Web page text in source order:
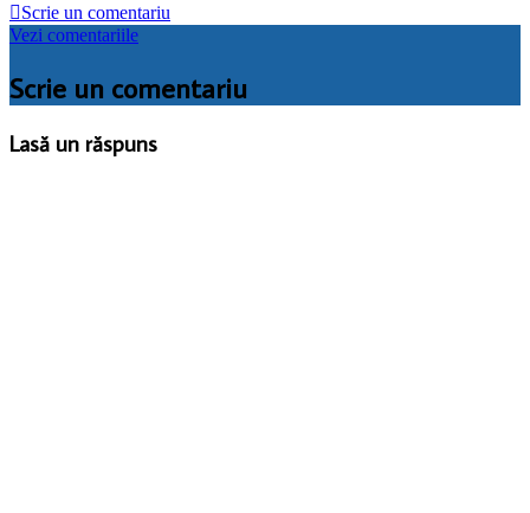
Scrie un comentariu
Vezi comentariile
Scrie un comentariu
Lasă un răspuns